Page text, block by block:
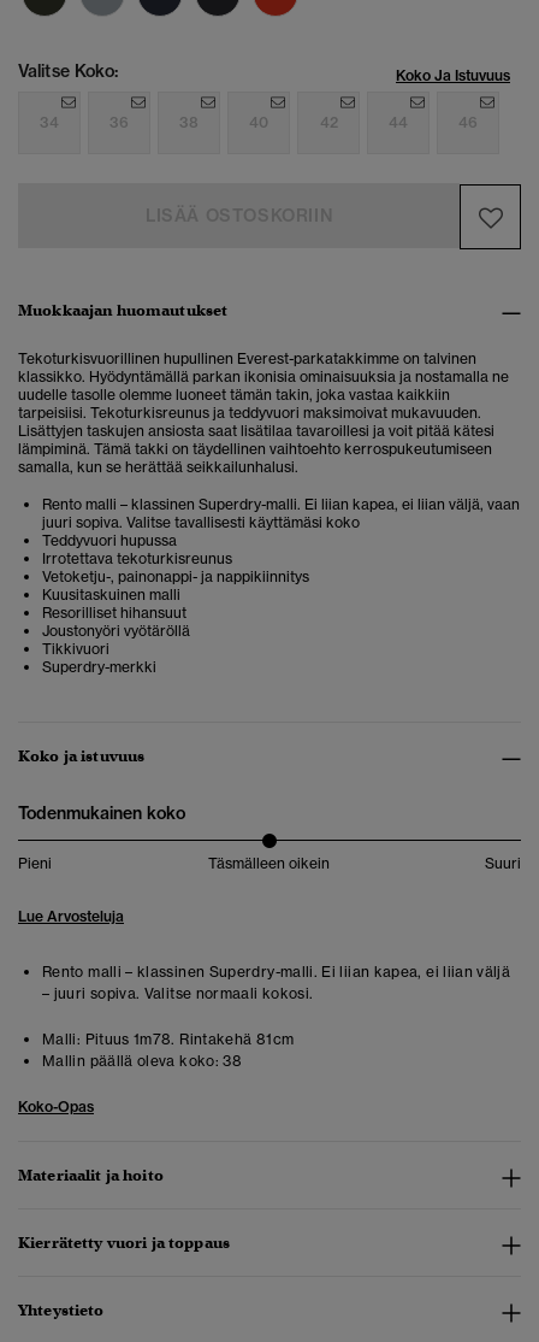
Valitse Koko: Koko Ja Istuvuus
34 36 38 40 42 44 46
Muokkaajan huomautukset
Tekoturkisvuorillinen hupullinen Everest-parkatakkimme on talvinen
klassikko. Hyödyntämällä parkan ikonisia ominaisuuksia ja nostamalla ne
uudelle tasolle olemme luoneet tämän takin, joka vastaa kaikkiin
tarpeisiisi. Tekoturkisreunus ja teddyvuori maksimoivat mukavuuden.
Lisättyjen taskujen ansiosta saat lisätilaa tavaroillesi ja voit pitää kätesi
lämpiminä. Tämä takki on täydellinen vaihtoehto kerrospukeutumiseen
samalla, kun se herättää seikkailunhalusi.
Rento malli – klassinen Superdry-malli. Ei liian kapea, ei liian väljä, vaan
juuri sopiva. Valitse tavallisesti käyttämäsi koko
Teddyvuori hupussa
Irrotettava tekoturkisreunus
Vetoketju-, painonappi- ja nappikiinnitys
Kuusitaskuinen malli
Resorilliset hihansuut
Joustonyöri vyötäröllä
Tikkivuori
Superdry-merkki
Koko ja istuvuus
Todenmukainen koko
Pieni Täsmälleen oikein Suuri
Lue Arvosteluja
Rento malli – klassinen Superdry-malli. Ei liian kapea, ei liian väljä
– juuri sopiva. Valitse normaali kokosi.
Malli: Pituus 1m78. Rintakehä 81cm
Mallin päällä oleva koko: 38
Koko-Opas
Materiaalit ja hoito
Kierrätetty vuori ja toppaus
Yhteystieto